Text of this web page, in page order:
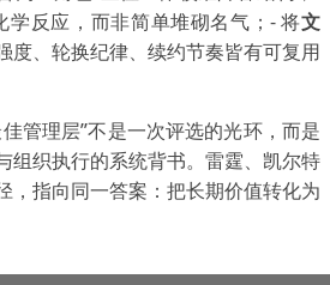
学反应，而非简单堆砌名气；- 将文
度、轮换纪律、续约节奏皆有可复用
管理层”不是一次评选的光环，而是
组织执行的系统背书。雷霆、凯尔特
，指向同一答案：把长期价值转化为